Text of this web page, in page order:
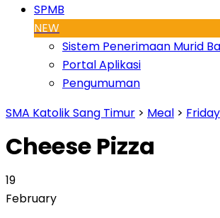
SPMB
NEW
Sistem Penerimaan Murid
Portal Aplikasi
Pengumuman
SMA Katolik Sang Timur > Meal > Friday
Cheese Pizza
19
February